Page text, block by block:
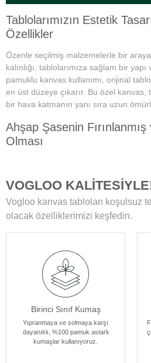
Tablolarımızın Estetik
Özellikler
Özenle seçilmiş malzemelerle bir
kalınlığı, tablolarımıza sağlam bir
pamuklu kanvas kullanımı, orijinal
en üst düzeye çıkarır. Bu özel kanvas,
bir hava katmanın yanı sıra uzun
Ahşap Şasenin
Olması
ahşap şase sayesinde uzun yıllar
Yüksek Çözünürlüklü
Modern teknolojiye sahip özel
baskı sonrası uyguladığımız özel
canlılıklarını her zaman korur ve
Kenar Baskısıyla
Resmin dokusu ve renklerinin zarif bir
tasarıma sahiptir. Bu detay,
olmadan asılabilir kılar, böylece sanat
atmosferine mükemmel bir şekilde
VOGLOO
Vogloo kanvas tabloları koşulsuz
olacak özelliklerimizi keşfedin.
Birinci Sınıf Kumaş
Yıpranmaya ve solmaya karşı
dayanıklı, %100 pamuk astarlı
kumaşlar kullanıyoruz.